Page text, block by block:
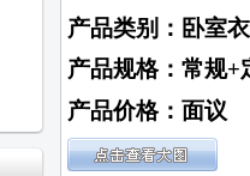
产品类别：卧室
产品规格：常规+
产品价格：面议